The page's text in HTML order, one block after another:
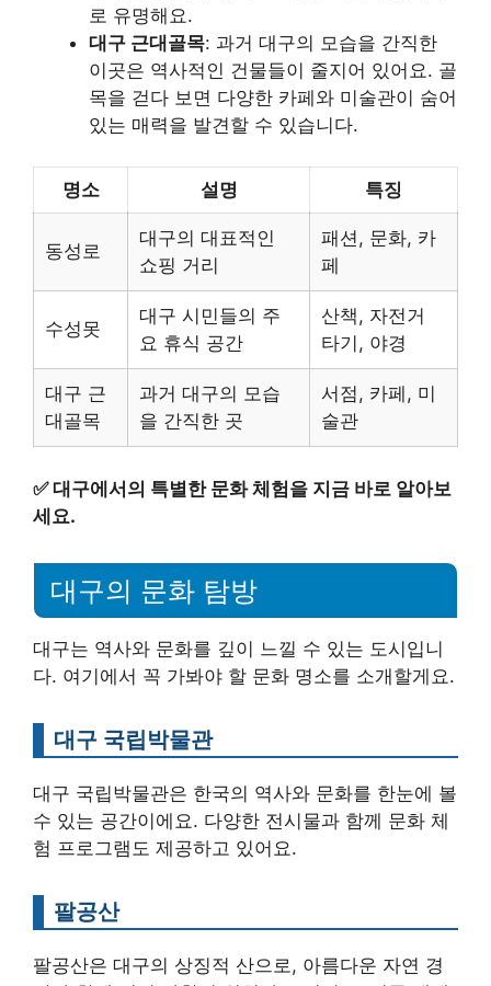
로 유명해요.
대구 근대골목: 과거 대구의 모습을 간직한
이곳은 역사적인 건물들이 줄지어 있어요. 골
목을 걷다 보면 다양한 카페와 미술관이 숨어
있는 매력을 발견할 수 있습니다.
명소 설명 특징
동성로
대구의 대표적인
쇼핑 거리
패션, 문화, 카
페
수성못
대구 시민들의 주
요 휴식 공간
산책, 자전거
타기, 야경
대구 근
대골목
과거 대구의 모습
을 간직한 곳
서점, 카페, 미
술관
✅대구에서의 특별한 문화 체험을 지금 바로 알아보
세요.
대구의 문화 탐방
대구는 역사와 문화를 깊이 느낄 수 있는 도시입니
다. 여기에서 꼭 가봐야 할 문화 명소를 소개할게요.
대구 국립박물관
대구 국립박물관은 한국의 역사와 문화를 한눈에 볼
수 있는 공간이에요. 다양한 전시물과 함께 문화 체
험 프로그램도 제공하고 있어요.
팔공산
팔공산은 대구의 상징적 산으로, 아름다운 자연 경